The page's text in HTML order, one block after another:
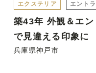
エクステリア エント
築43年 外観＆エ
で見違える印象に
兵庫県神戸市